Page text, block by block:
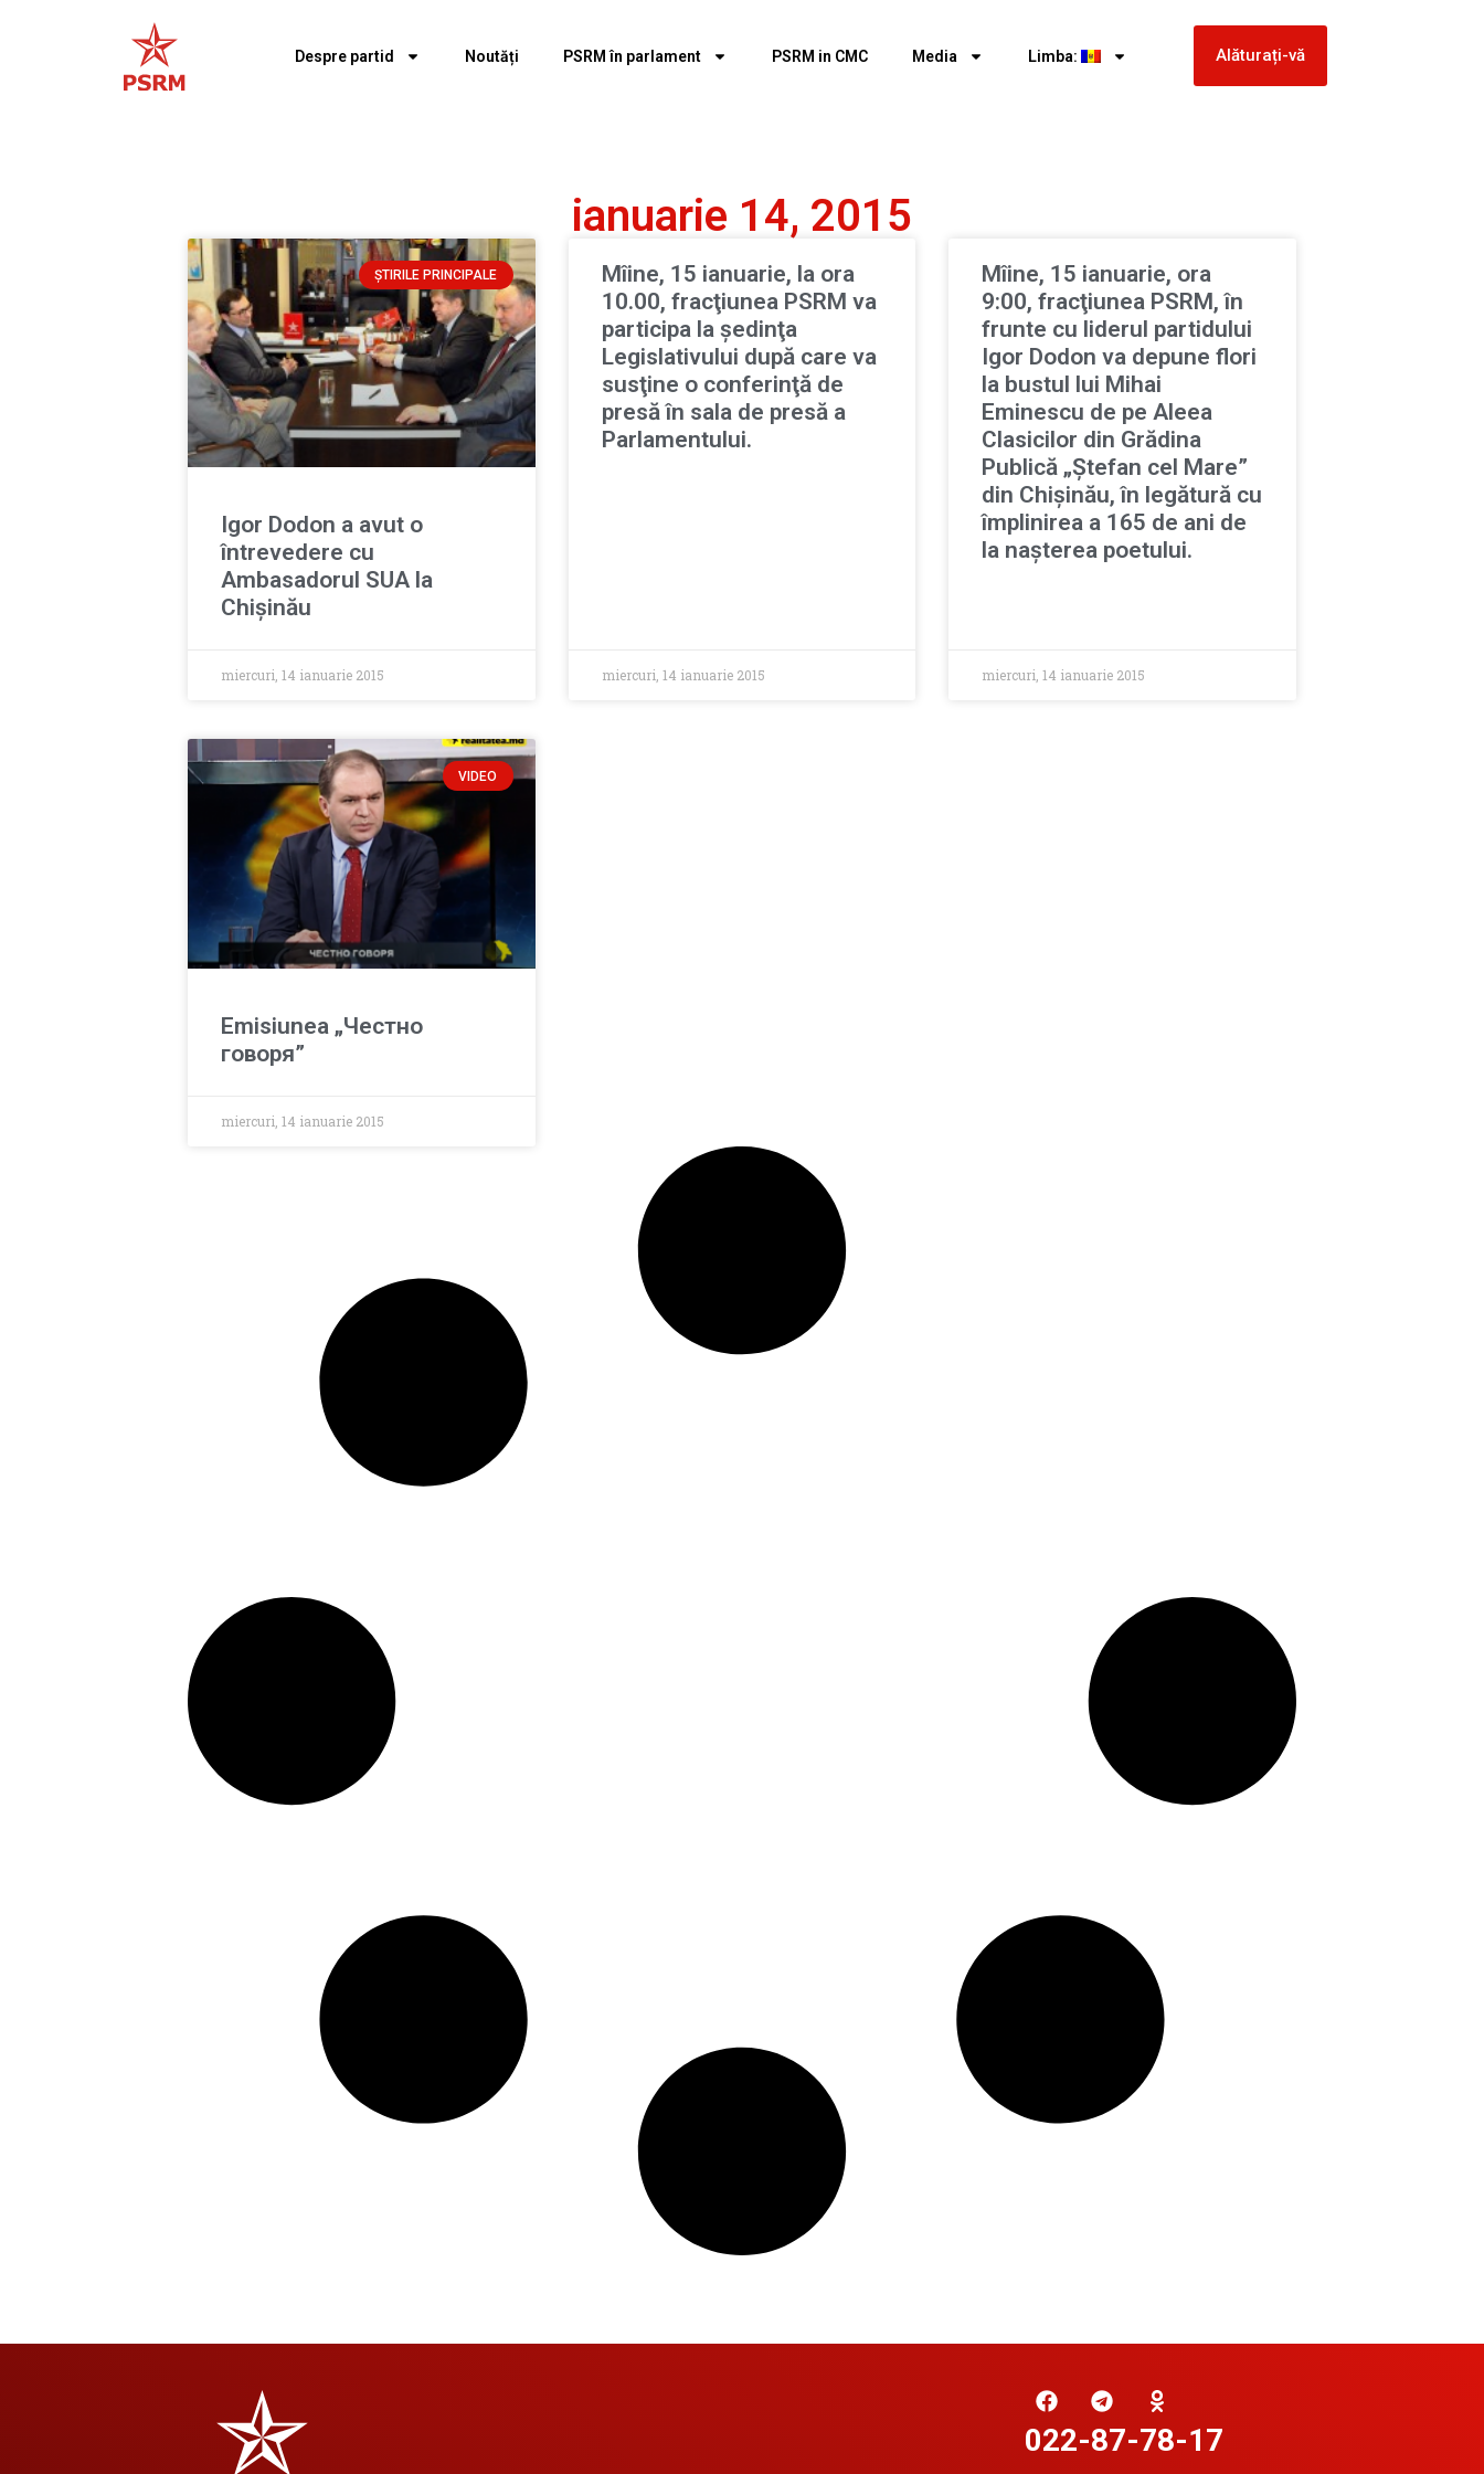
Despre partid Noutăți PSRM în parlament PSRM in CMC Media Limba: Alăturați-vă
ianuarie 14, 2015
ȘTIRILE PRINCIPALE
Igor Dodon a avut o
întrevedere cu
Ambasadorul SUA la
Chişinău
miercuri, 14 ianuarie 2015
Mîine, 15 ianuarie, la ora
10.00, fracţiunea PSRM va
participa la şedinţa
Legislativului după care va
susţine o conferinţă de
presă în sala de presă a
Parlamentului.
miercuri, 14 ianuarie 2015
Mîine, 15 ianuarie, ora
9:00, fracţiunea PSRM, în
frunte cu liderul partidului
Igor Dodon va depune flori
la bustul lui Mihai
Eminescu de pe Aleea
Clasicilor din Grădina
Publică „Ștefan cel Mare”
din Chișinău, în legătură cu
împlinirea a 165 de ani de
la naşterea poetului.
miercuri, 14 ianuarie 2015
VIDEO
Emisiunea „Честно
говоря”
miercuri, 14 ianuarie 2015
022-87-78-17